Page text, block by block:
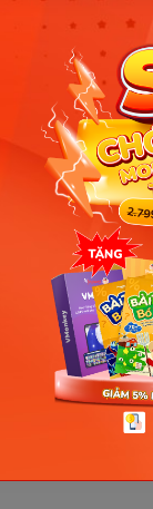
Ngày 18: Vì
từ tiếng Anh?
nhớ lâu mà
nhiều
Ngày 17: Bé
qua hình ảnh
con hiểu ngay
Ngày 16: Tăng
ghi nhớ tiếng
hiểu và nói
Ngày 15: Bé
Anh tự nhiên –
gì để con nói